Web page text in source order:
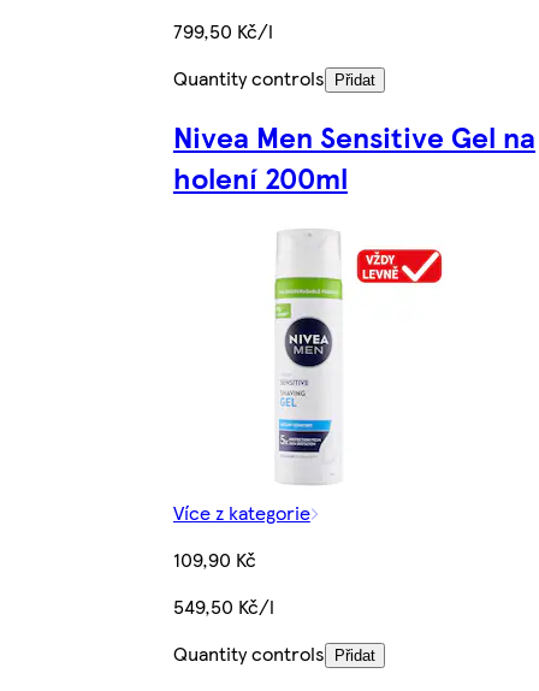
799,50 Kč/l
Quantity controls
Přidat
Nivea Men Sensitive Gel na
holení 200ml
Více z kategorie
109,90 Kč
549,50 Kč/l
Quantity controls
Přidat